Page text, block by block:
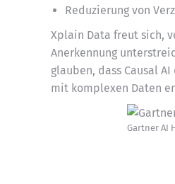
Reduzierung von
Xplain Data freut sich,
Anerkennung
glauben, dass Causal
mit komplexen Daten
Gartner AI